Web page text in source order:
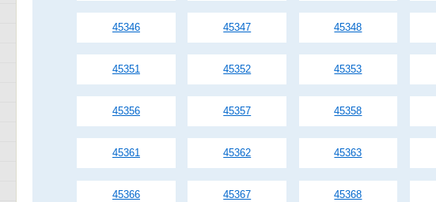
45346 45347 45348
45351 45352 45353
45356 45357 45358
45361 45362 45363
45366 45367 45368